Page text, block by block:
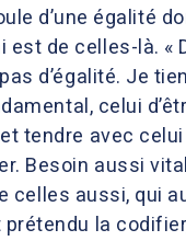
d’une égalité
de celles-là. «
d’égalité. Je
celui
tendre avec celui
Besoin aussi
celles aussi, qui
la